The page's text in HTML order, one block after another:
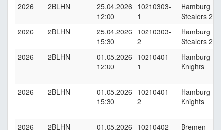
2026
2BLHN
25.04.2026
12:00
10210303-
1
Hamburg
Stealers 2
2026
2BLHN
25.04.2026
15:30
10210303-
2
Hamburg
Stealers 2
2026
2BLHN
01.05.2026
12:00
10210401-
1
Hamburg
Knights
2026
2BLHN
01.05.2026
15:30
10210401-
2
Hamburg
Knights
2026
2BLHN 01.05.2026 10210402- Bremen